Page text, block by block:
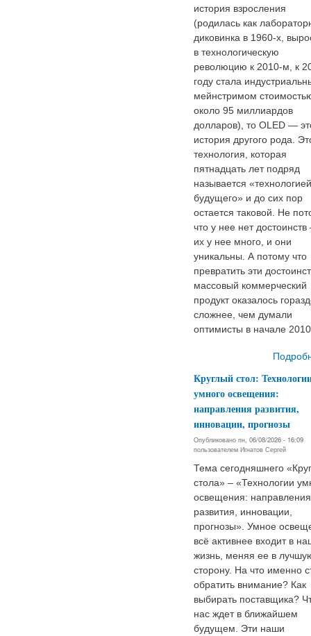
история взросления
(родилась как
диковинка в 1960-х,
в технологическую
революцию к 2010-м, к
году стала
мейнстримом
около 95 миллиардов
долларов), то OLED —
история другого рода.
технология, которая
пятнадцать лет подряд
называется «технологией
будущего» и до сих пор
остается таковой. Не
что у нее нет
их у нее много, и они
уникальны. А потому что
превратить эти
массовый коммерческий
продукт оказалось
сложнее, чем думали
оптимисты в начале
Круглый стол:
умного освещения:
направления развития,
инновации, прогнозы
Опубликовано пн, 06/08/2026 - 16:09
пользователем Игнатов Сергей
Тема сегодняшнего
стола» – «Технологии
освещения: направления
развития, инновации,
прогнозы». Умное
всё активнее входит в
жизнь, меняя ее в
сторону. На что именно
обратить внимание? Как
выбирать поставщика?
нас ждет в ближайшем
будущем. Эти наши